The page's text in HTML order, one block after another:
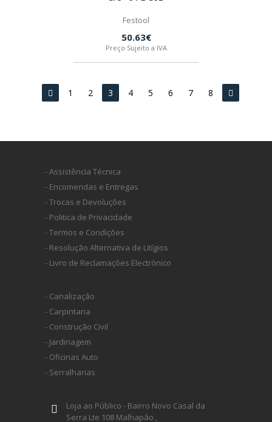
Festool
50.63€
Preço Sujeito a IVA
1 2 3 4 5 6 7 8
- Assistência Técnica
- Encomendas e Entregas
- Trocas e Devoluções
- Politica de Privacidade
- Termos e Condições
- Resolução Alternativa de Litígios
- Livro de Reclamações Electrónico
- Canalização
- Carpintaria
- Construção Civil
- Jardinagem
- Oficinas Auto
- Serralharias
Loja ao Público - Bairro Novo Casal da
Serra Lte 108 Malhapão ,